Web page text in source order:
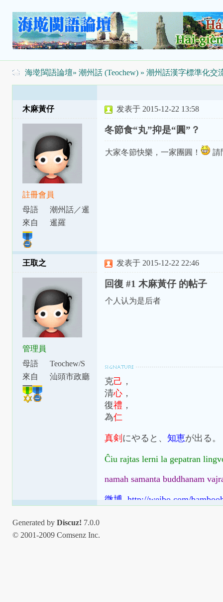
海墘閩語論壇» 潮州話 (Teochew)» 潮州話漢字標準化交
木麻黃仔
註冊會員
母語
潮州話／暹
話
來自 暹羅
发表于 2015-12-22 13:58
冬節食“丸”抑是“圓”？
大家冬節快樂，一家團圓！ 請
王取之
管理員
母語
Teochew/S
watow
來自
汕頭市政廳
发表于 2015-12-22 22:46
回復 #1 木麻黃仔 的帖子
个人认为是后者
克己 ，
清心，
復禮 ，
為仁
真剣 にやると、 知恵が出る。
Ĉiu rajtas lerni la gepatran
namah samanta buddhanam
微博 http://weibo.com/
Generated by Discuz! 7.0.0
© 2001-2009 Comsenz Inc.